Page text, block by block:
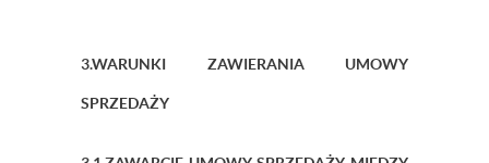
3.WARUNKI ZAWIERANIA UMOWY
SPRZEDAŻY